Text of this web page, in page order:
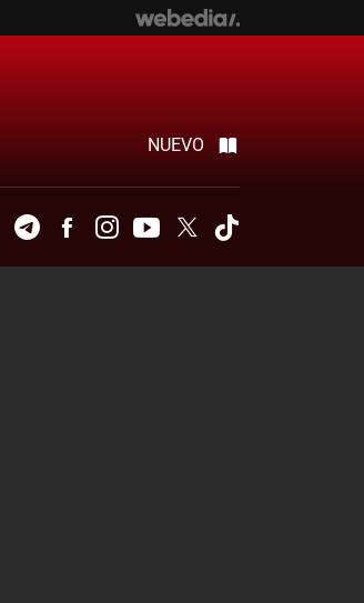
NUEVO
TelegramFacebookInstagramYoutubeTwitter